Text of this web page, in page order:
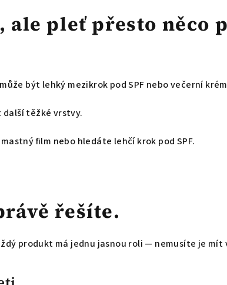
ale pleť přesto něco
může být lehký mezikrok pod SPF nebo večerní
těžké vrstvy.
film nebo hledáte lehčí krok pod SPF.
řešíte.
produkt má jednu jasnou roli — nemusíte je mít